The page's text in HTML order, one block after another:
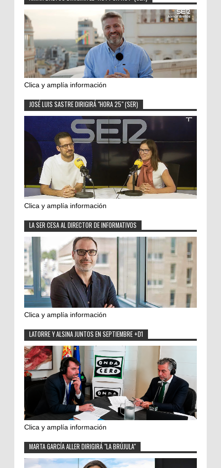
Clica y amplía información
JOSÉ LUIS SASTRE DIRIGIRÁ "HORA 25" (SER)
Clica y amplía información
LA SER CESA AL DIRECTOR DE INFORMATIVOS
Clica y amplía información
LATORRE Y ALSINA JUNTOS EN SEPTIEMBRE +D1
Clica y amplía información
MARTA GARCÍA ALLER DIRIGIRÁ "LA BRÚJULA"